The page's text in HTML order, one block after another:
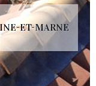
ET-MARNE